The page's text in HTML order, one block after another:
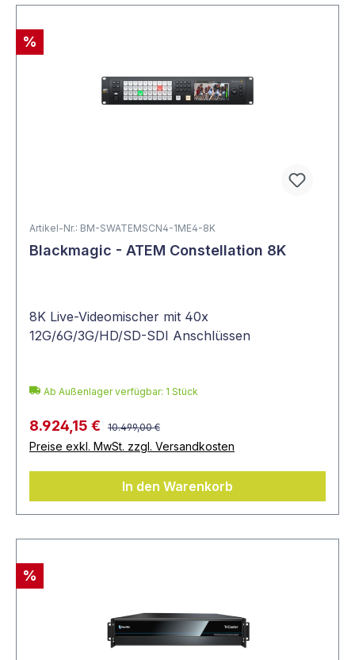
%
Artikel-Nr.: BM-SWATEMSCN4-1ME4-8K
Blackmagic - ATEM Constellation 8K
8K Live-Videomischer mit 40x
12G/6G/3G/HD/SD-SDI Anschlüssen
Ab Außenlager verfügbar: 1 Stück
8.924,15 € 10.499,00 €
Preise exkl. MwSt. zzgl. Versandkosten
In den Warenkorb
%